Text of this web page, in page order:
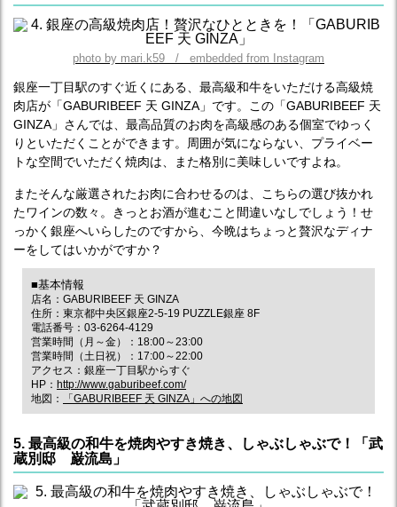
photo by mari.k59 / embedded from Instagram
銀座一丁目駅のすぐ近くにある、最高級和牛をいただける高級焼
肉店が「GABURIBEEF 天 GINZA」です。この「GABURIBEEF 天
GINZA」さんでは、最高品質のお肉を高級感のある個室でゆっく
りといただくことができます。周囲が気にならない、プライベー
トな空間でいただく焼肉は、また格別に美味しいですよね。
またそんな厳選されたお肉に合わせるのは、こちらの選び抜かれ
たワインの数々。きっとお酒が進むこと間違いなしでしょう！せ
っかく銀座へいらしたのですから、今晩はちょっと贅沢なディナ
ーをしてはいかがですか？
■基本情報
店名：GABURIBEEF 天 GINZA
住所：東京都中央区銀座2-5-19 PUZZLE銀座 8F
電話番号：03-6264-4129
営業時間（月～金）：18:00～23:00
営業時間（土日祝）：17:00～22:00
アクセス：銀座一丁目駅からすぐ
HP： http://www.gaburibeef.com/
地図：
「GABURIBEEF 天 GINZA」への地図
5. 最高級の和牛を焼肉やすき焼き、しゃぶしゃぶで！「武
蔵別邸 巌流島」